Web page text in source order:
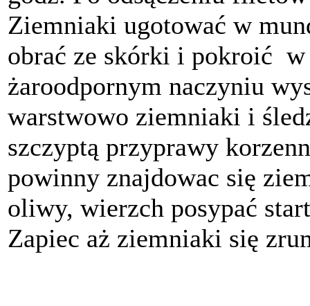
Ziemniaki ugotować w
obrać ze skórki i pokroić
żaroodpornym naczyniu
warstwowo ziemniaki i
szczyptą przyprawy
powinny znajdowac się
oliwy, wierzch posypać
Zapiec aż ziemniaki się